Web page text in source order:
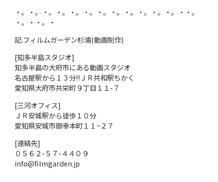
・。・。・。・。・。・。・。・。・。・。・。・。・・。
・。・・。・
記.フィルムガーデン杉浦(動画制作)
[知多半島スタジオ]
知多半島の大府市にある動画スタジオ
名古屋駅から１３分!!ＪＲ共和駅ちかく
愛知県大府市共栄町９丁目１１-７
[三河オフィス]
ＪＲ安城駅から徒歩１０分
愛知県安城市御幸本町１１−２７
[連絡先]
０５６２-５７-４４０９
info@filmgarden.jp